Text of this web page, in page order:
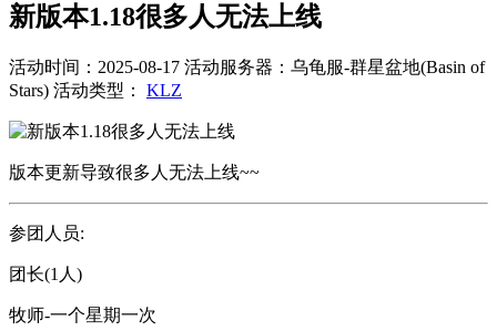
新版本1.18很多人无法上线
活动时间：2025-08-17 活动服务器：乌龟服-群星盆地(Basin of
Stars) 活动类型： KLZ
版本更新导致很多人无法上线~~
参团人员:
团长(1人)
牧师-一个星期一次